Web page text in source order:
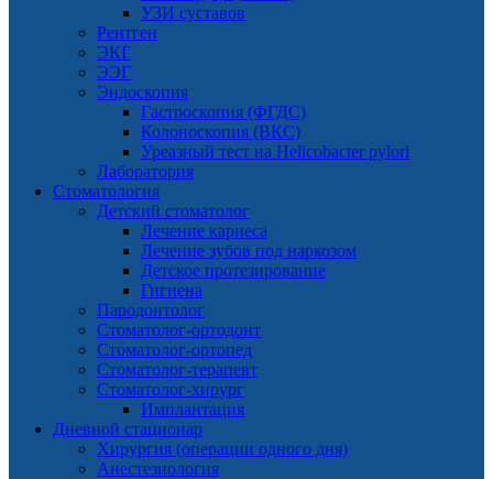
УЗИ суставов
Рентген
ЭКГ
ЭЭГ
Эндоскопия
Гастроскопия (ФГДС)
Колоноскопия (ВКС)
Уреазный тест на Helicobacter pylori
Лаборатория
Стоматология
Детский стоматолог
Лечение кариеса
Лечение зубов под наркозом
Детское протезирование
Гигиена
Пародонтолог
Стоматолог-ортодонт
Стоматолог-ортопед
Стоматолог-терапевт
Стоматолог-хирург
Имплантация
Дневной стационар
Хирургия (операции одного дня)
Анестезиология